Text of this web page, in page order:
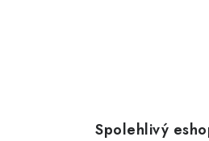
Spolehlivý